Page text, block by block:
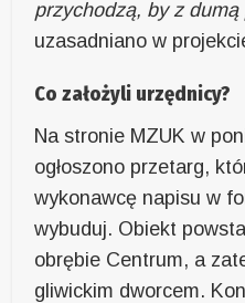
przychodzą, by z
uzasadniano w
Co założyli urzędnicy?
Na stronie MZUK w
ogłoszono przetarg,
wykonawcę napisu w
wybuduj. Obiekt
obrębie Centrum, a
gliwickim dworcem.